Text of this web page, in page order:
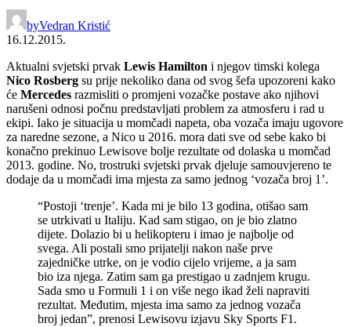
byVedran Kristić
16.12.2015.
Aktualni svjetski prvak Lewis Hamilton i njegov timski kolega
Nico Rosberg su prije nekoliko dana od svog šefa upozoreni kako
će Mercedes razmisliti o promjeni vozačke postave ako njihovi
narušeni odnosi počnu predstavljati problem za atmosferu i rad u
ekipi. Iako je situacija u momčadi napeta, oba vozača imaju ugovore
za naredne sezone, a Nico u 2016. mora dati sve od sebe kako bi
konačno prekinuo Lewisove bolje rezultate od dolaska u momčad
2013. godine. No, trostruki svjetski prvak djeluje samouvjereno te
dodaje da u momčadi ima mjesta za samo jednog ‘vozača broj 1’.
“Postoji ‘trenje’. Kada mi je bilo 13 godina, otišao sam
se utrkivati u Italiju. Kad sam stigao, on je bio zlatno
dijete. Dolazio bi u helikopteru i imao je najbolje od
svega. Ali postali smo prijatelji nakon naše prve
zajedničke utrke, on je vodio cijelo vrijeme, a ja sam
bio iza njega. Zatim sam ga prestigao u zadnjem krugu.
Sada smo u Formuli 1 i on više nego ikad želi napraviti
rezultat. Međutim, mjesta ima samo za jednog vozača
broj jedan”, prenosi Lewisovu izjavu Sky Sports F1.